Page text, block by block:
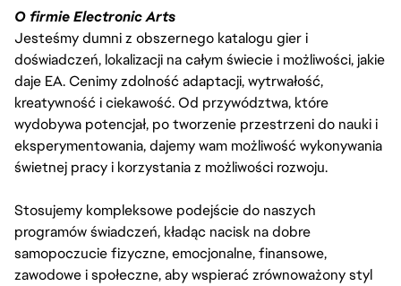
O firmie Electronic Arts
Jesteśmy dumni z obszernego katalogu gier i
doświadczeń, lokalizacji na całym świecie i możliwości, jakie
daje EA. Cenimy zdolność adaptacji, wytrwałość,
kreatywność i ciekawość. Od przywództwa, które
wydobywa potencjał, po tworzenie przestrzeni do nauki i
eksperymentowania, dajemy wam możliwość wykonywania
świetnej pracy i korzystania z możliwości rozwoju.
Stosujemy kompleksowe podejście do naszych
programów świadczeń, kładąc nacisk na dobre
samopoczucie fizyczne, emocjonalne, finansowe,
zawodowe i społeczne, aby wspierać zrównoważony styl